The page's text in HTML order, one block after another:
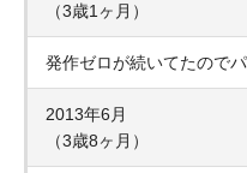
（3歳1ヶ月）
発作ゼロが続いてたので
2013年6月
（3歳8ヶ月）